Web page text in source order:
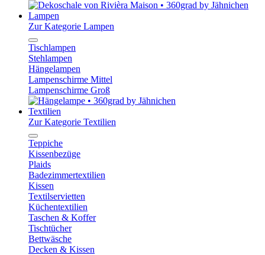
Lampen
Zur Kategorie Lampen
Tischlampen
Stehlampen
Hängelampen
Lampenschirme Mittel
Lampenschirme Groß
Textilien
Zur Kategorie Textilien
Teppiche
Kissenbezüge
Plaids
Badezimmertextilien
Kissen
Textilservietten
Küchentextilien
Taschen & Koffer
Tischtücher
Bettwäsche
Decken & Kissen